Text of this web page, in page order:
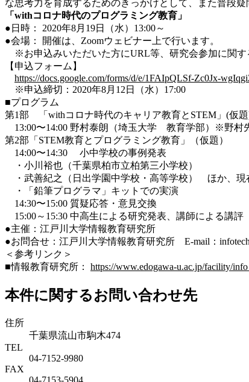
な思考力を育成するためのきっかけとして、また普段
「withコロナ時代のプログラミング教育」
●日時： 2020年8月19日（水）13:00～
●会場： 開催は、Zoomウェビナー上で行います。
※お申込みいただいた方にURL等、研究会参加に関す
【申込フォーム】
https://docs.google.com/forms/d/e/1FAIpQLSf-Zc0Jx-
※申込締切：2020年8月12日（水）17:00
■プログラム
第1部 「withコロナ時代のキャリア教育とSTEM」(仮
13:00〜14:00 野村泰朗（埼玉大学 教育学部）※野村
第2部「STEM教育とプログラミング教育」（仮題）
14:00〜14:30 小中学校の事例発表
・小川裕也（千葉県柏市立柏第三小学校）
・武善紀之（日出学園中学校・高等学校） ほか、現
・「鉛筆プログラマ」キットでの実演
14:30〜15:00 質疑応答・意見交換
15:00～15:30 中高生による研究発表、講師による講評
●主催：江戸川大学情報教育研究所
●お問合せ：江戸川大学情報教育研究所 E-mail：
＜参考リンク＞
■情報教育研究所： https://www.edogawa-u.ac.jp/facility/
本件に関するお問い合わせ先
住所
千葉県流山市駒木474
TEL
04-7152-9980
FAX
04-7153-5904